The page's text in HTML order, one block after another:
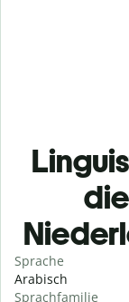
Sprache
Arabisch
Sprachfamilie